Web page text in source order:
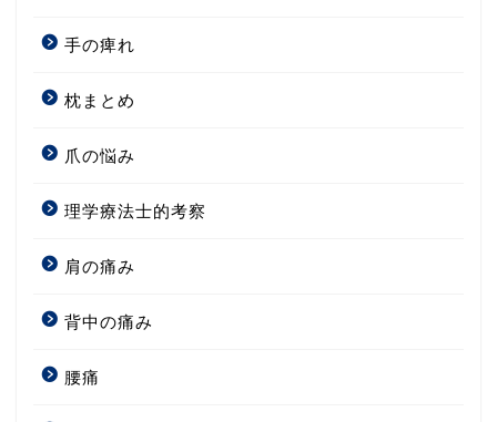
手の痺れ
枕まとめ
爪の悩み
理学療法士的考察
肩の痛み
背中の痛み
腰痛